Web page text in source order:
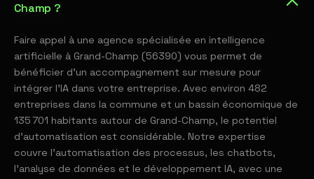
Champ ?
Faire appel à une agence spécialisée en intelligence
artificielle à Grand-Champ (56390) vous permet de
bénéficier d'un accompagnement sur mesure pour
intégrer l'IA dans votre entreprise. Avec environ 482
entreprises dans la commune et un bassin économique de
135 701 habitants autour de Grand-Champ, le potentiel
d'automatisation est considérable. Notre expertise
couvre l'automatisation des processus, les chatbots,
l'analyse de données et le développement IA, avec une